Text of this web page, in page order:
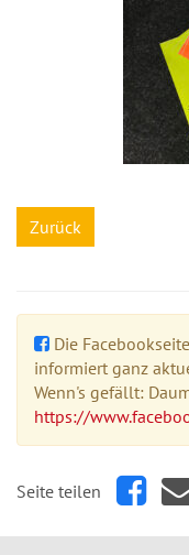
Zurück
Die
informiert ganz
Wenn's gefällt:
https://
Seite teilen